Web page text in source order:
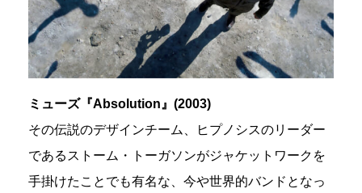
ミューズ『Absolution』(2003)
その伝説のデザインチーム、ヒプノシスのリーダー
であるストーム・トーガソンがジャケットワークを
手掛けたことでも有名な、今や世界的バンドとなっ